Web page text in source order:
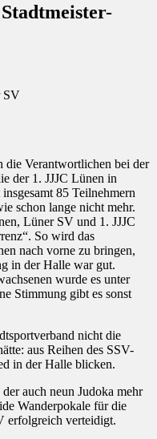
SV
die Verantwortlichen bei der
der 1. JJJC Lünen in
85 Teilnehmern
schon lange nicht mehr.
Lüner SV und 1. JJJC
So wird das
nach vorne zu bringen,
in der Halle war gut.
wurde es unter
Stimmung gibt es sonst
nicht die
aus Reihen des SSV-
in der Halle blicken.
auch neun Judoka mehr
Wanderpokale für die
erfolgreich verteidigt.